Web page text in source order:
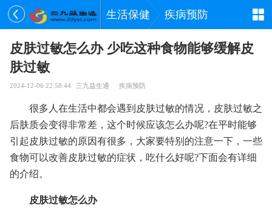
生活保健 疾病预防
皮肤过敏怎么办 少吃这种食物能够缓解皮
肤过敏
2024-12-06 22:58:44 三九益生通 疾病预防
很多人在生活中都会遇到皮肤过敏的情况，皮肤过敏之
后肤质会变得非常差，这个时候应该怎么办呢?在平时能够
引起皮肤过敏的原因有很多，大家要特别的注意一下，一些
食物可以改善皮肤过敏的症状，吃什么好呢?下面会有详细
的介绍。
皮肤过敏怎么办